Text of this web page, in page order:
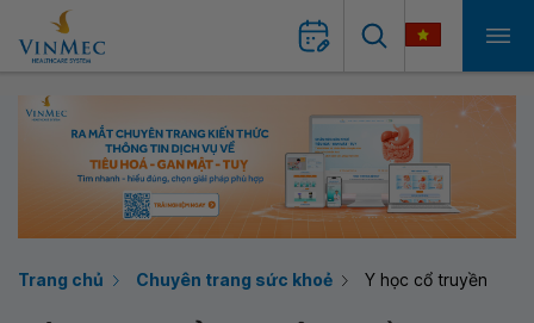
Trang chủ Chuyên trang sức khoẻ Y học cổ truyền